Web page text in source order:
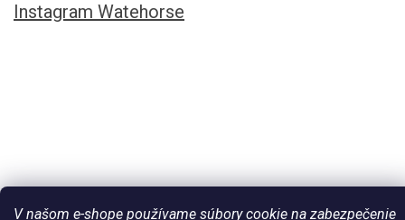
V našom e-shope používame súbory cookie na zabezpečenie
Instagram Watehorse